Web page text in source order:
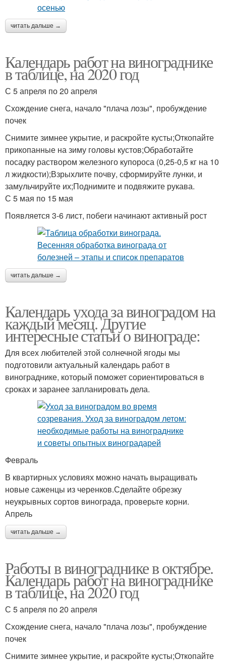
читать дальше →
Календарь работ на винограднике
в таблице, на 2020 год
С 5 апреля по 20 апреля
Схождение снега, начало "плача лозы", пробуждение
почек
Снимите зимнее укрытие, и раскройте кусты;Откопайте
прикопанные на зиму головы кустов;Обработайте
посадку раствором железного купороса (0,25-0,5 кг на 10
л жидкости);Взрыхлите почву, сформируйте лунки, и
замульчируйте их;Поднимите и подвяжите рукава.
С 5 мая по 15 мая
Появляется 3-6 лист, побеги начинают активный рост
читать дальше →
Календарь ухода за виноградом на
каждый месяц. Другие
интересные статьи о винограде:
Для всех любителей этой солнечной ягоды мы
подготовили актуальный календарь работ в
винограднике, который поможет сориентироваться в
сроках и заранее запланировать дела.
Февраль
В квартирных условиях можно начать выращивать
новые саженцы из черенков.Сделайте обрезку
неукрывных сортов винограда, проверьте корни.
Апрель
читать дальше →
Работы в винограднике в октябре.
Календарь работ на винограднике
в таблице, на 2020 год
С 5 апреля по 20 апреля
Схождение снега, начало "плача лозы", пробуждение
почек
Снимите зимнее укрытие, и раскройте кусты;Откопайте